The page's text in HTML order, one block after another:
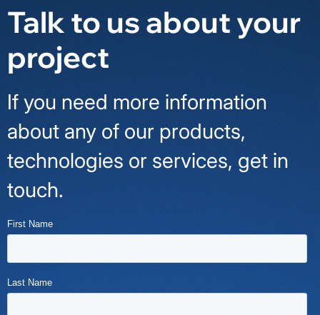
Talk to us about your
project
If you need more information
about any of our products,
technologies or services, get in
touch.